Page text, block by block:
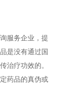
服务企业，提
是没有通过国
治疗功效的。
药品的真伪或